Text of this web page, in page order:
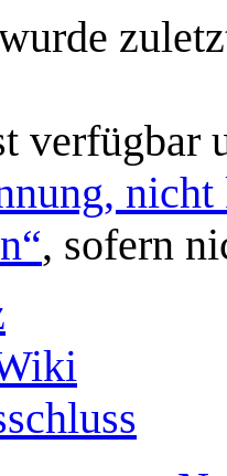
verfügbar
, sofern